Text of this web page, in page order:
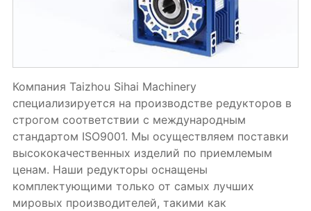
Компания Taizhou Sihai Machinery
специализируется на производстве редукторов в
строгом соответствии с международным
стандартом ISO9001. Мы осуществляем поставки
высококачественных изделий по приемлемым
ценам. Наши редукторы оснащены
комплектующими только от самых лучших
мировых производителей, такими как